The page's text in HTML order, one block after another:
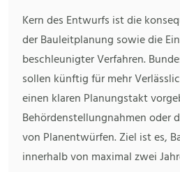
Kern des Entwurfs ist die
der Bauleitplanung sowie die
beschleunigter Verfahren.
sollen künftig für mehr
einen klaren Planungstakt
Behördenstellungnahmen oder
von Planentwürfen. Ziel ist es,
innerhalb von maximal zwei